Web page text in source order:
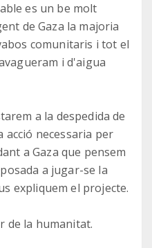
es un be molt
de Gaza la majoria
comunitaris i tot el
i d'aigua
a la despedida de
acció necessaria per
a Gaza que pensem
a jugar-se la
expliquem el projecte.
de la humanitat.